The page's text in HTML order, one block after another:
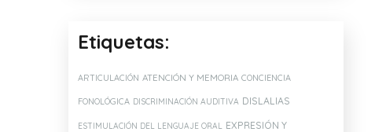
Etiquetas:
ARTICULACIÓN ATENCIÓN Y MEMORIA CONCIENCIA
FONOLÓGICA DISCRIMINACIÓN AUDITIVA DISLALIAS
ESTIMULACIÓN DEL LENGUAJE ORAL EXPRESIÓN Y